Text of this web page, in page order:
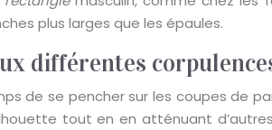
plus larges que les épaules.
différentes
de se pencher sur les coupes de
tout en en atténuant